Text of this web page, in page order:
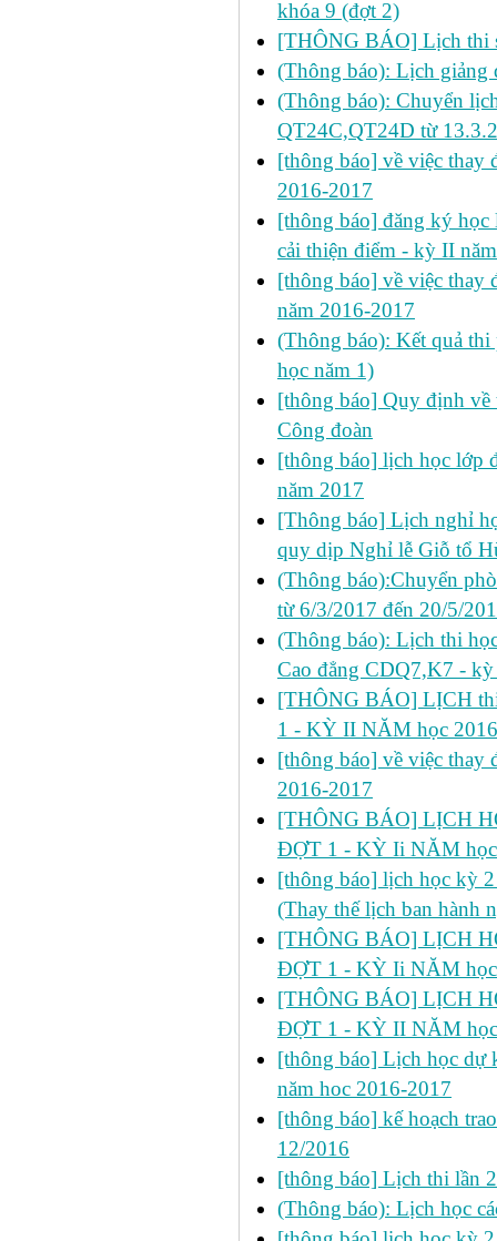
khóa 9 (đợt 2)
[THÔNG BÁO] Lịch thi
(Thông báo): Lịch giảng
(Thông báo): Chuyển
QT24C,QT24D từ
[thông báo] về việc thay
2016-2017
[thông báo] đăng ký
cải thiện điểm - kỳ II
[thông báo] về việc thay
năm 2016-2017
(Thông báo): Kết quả
học năm 1)
[thông báo] Quy định về
Công đoàn
[thông báo] lịch học lớp
năm 2017
[Thông báo] Lịch nghỉ
quy dịp Nghỉ lễ Giỗ tổ
(Thông báo):Chuyển
từ 6/3/2017 đến 20/5/
(Thông báo): Lịch thi
Cao đẳng CDQ7,K7 -
[THÔNG BÁO] LỊCH
1 - KỲ II NĂM học
[thông báo] về việc thay
2016-2017
[THÔNG BÁO] LỊCH
ĐỢT 1 - KỲ Ii NĂM
[thông báo] lịch học kỳ
(Thay thế lịch ban hành
[THÔNG BÁO] LỊCH
ĐỢT 1 - KỲ Ii NĂM
[THÔNG BÁO] LỊCH
ĐỢT 1 - KỲ II NĂM
[thông báo] Lịch học dự
năm hoc 2016-2017
[thông báo] kế hoạch
12/2016
[thông báo] Lịch thi lần
(Thông báo): Lịch học